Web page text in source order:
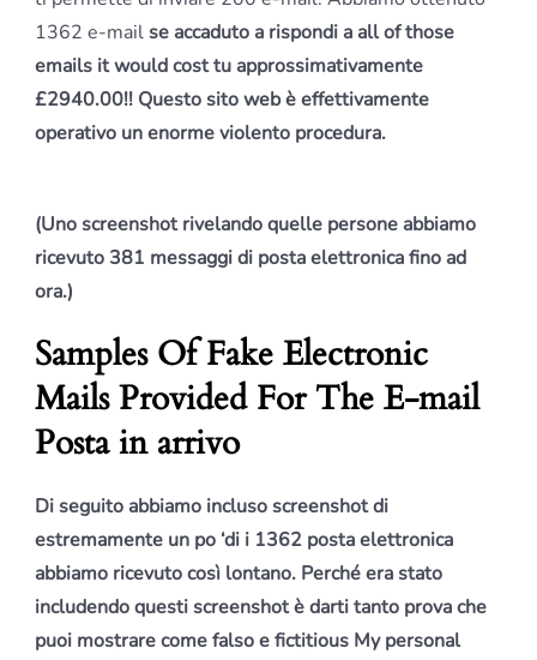
1362 e-mailse accaduto a rispondi a all of those
emails it would cost tu approssimativamente
£2940.00!! Questo sito web è effettivamente
operativo un enorme violento procedura.
(Uno screenshot rivelando quelle persone abbiamo
ricevuto 381 messaggi di posta elettronica fino ad
ora.)
Samples Of Fake Electronic
Mails Provided For The E-mail
Posta in arrivo
Di seguito abbiamo incluso screenshot di
estremamente un po ‘di i 1362 posta elettronica
abbiamo ricevuto così lontano. Perché era stato
includendo questi screenshot è darti tanto prova che
puoi mostrare come falso e fictitious My personal